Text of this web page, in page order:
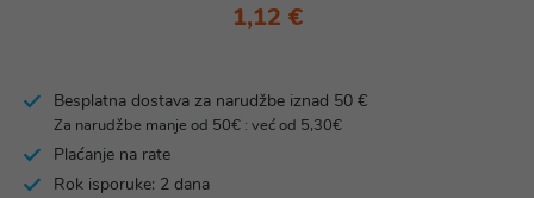
1,12 €
Besplatna dostava za narudžbe iznad 50 €
Za narudžbe manje od 50€ : već od 5,30€
Plaćanje na rate
Rok isporuke: 2 dana